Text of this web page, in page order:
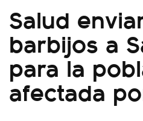
Salud
barbijos a
para la
afectada